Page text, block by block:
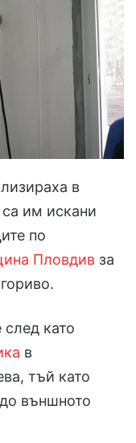
в
им искани
по
Пловдив за
като
в
тъй като
външното